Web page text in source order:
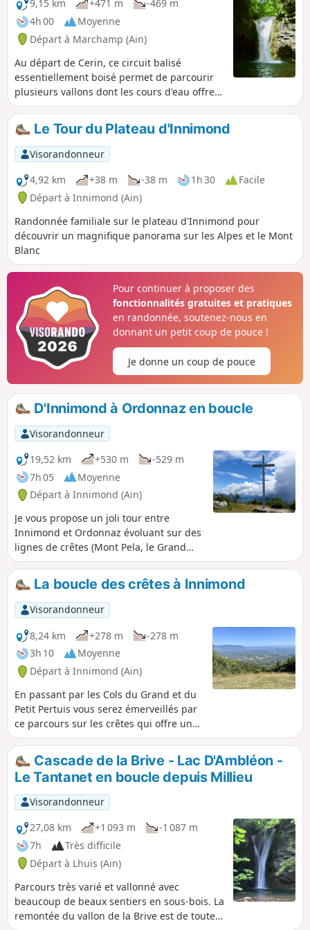
9,15 km +471 m
-469 m
4h 00
Moyenne
Départ à Marchamp (Ain)
Au départ de Cerin, ce circuit balisé
essentiellement boisé permet de parcourir
plusieurs vallons dont les cours d'eau offrent
plusieurs passages en cascades. Après une
météo pluvieuse, les cascades sont
magnifiques mais le terrain est alors plus
gras.
Le Tour du Plateau d'Innimond
Visorandonneur
4,92 km
+38 m -38 m 1h 30
Facile
Départ à Innimond (Ain)
Randonnée familiale sur le plateau d'Innimond pour
découvrir un magnifique panorama sur les Alpes et le Mont
Blanc
Pour continuer à proposer des
fonctionnalités gratuites et pratiques
en randonnée, soutenez-nous en
donnant un petit coup de pouce !
Je donne un coup de pouce
D'Innimond à Ordonnaz en boucle
Visorandonneur
19,52 km
+530 m
-529 m
7h 05
Moyenne
Départ à Innimond (Ain)
Je vous propose un joli tour entre
Innimond et Ordonnaz évoluant sur des
lignes de crêtes (Mont Pela, le Grand
Pertuis, et le Mollard de Don), puis dans
un environnement de plateaux entre
forêts et prairies. En cours, il vous est
notamment offert de beaux panoramas
sur les Alpes.
La boucle des crêtes à Innimond
Visorandonneur
8,24 km
+278 m
-278 m
3h 10
Moyenne
Départ à Innimond (Ain)
En passant par les Cols du Grand et du
Petit Pertuis vous serez émerveillés par
ce parcours sur les crêtes qui offre une
vue à 360° sur les Alpes, le Massif
Central et le Jura. Une randonnée sans
grande difficulté pour marcheur
régulier.
Cascade de la Brive - Lac D'Ambléon -
Le Tantanet en boucle depuis Millieu
Visorandonneur
27,08 km
+1 093 m
-1 087 m
7h
Très difficile
Départ à Lhuis (Ain)
Parcours très varié et vallonné avec
beaucoup de beaux sentiers en sous-bois. La
remontée du vallon de la Brive est de toute